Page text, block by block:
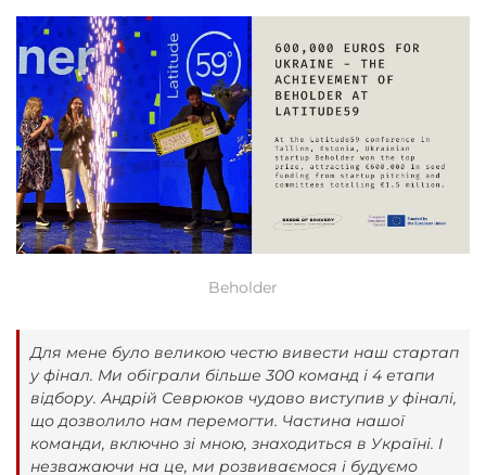
Beholder
Для мене було великою честю вивести наш стартап
у фінал. Ми обіграли більше 300 команд і 4 етапи
відбору. Андрій Севрюков чудово виступив у фіналі,
що дозволило нам перемогти. Частина нашої
команди, включно зі мною, знаходиться в Україні. І
незважаючи на це, ми розвиваємося і будуємо